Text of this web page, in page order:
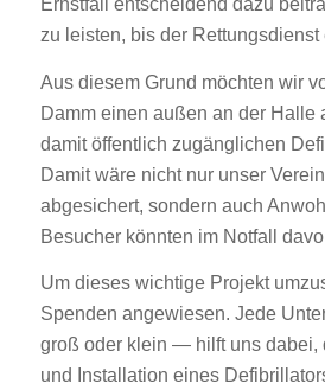
Ernstfall entscheidend dazu
zu leisten, bis der Rettungsdienst
Aus diesem Grund möchten wir
Damm einen außen an der Halle
damit öffentlich zugänglichen
Damit wäre nicht nur unser
abgesichert, sondern auch
Besucher könnten im Notfall
Um dieses wichtige Projekt
Spenden angewiesen. Jede
groß oder klein — hilft uns dabei,
und Installation eines